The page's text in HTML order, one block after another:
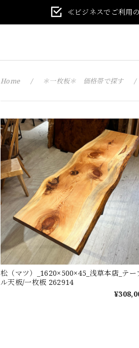
≪ビジネスでご利用
Home ＊一枚板＊ 価格帯で探す
松（マツ）_1620×500×45_浅草本店_テー
ル天板/一枚板 262914